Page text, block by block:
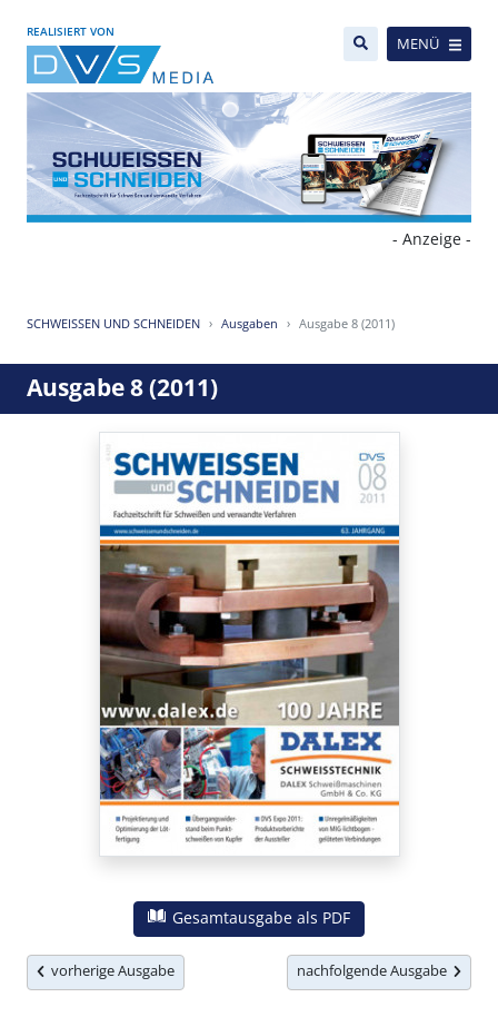
REALISIERT VON
MENÜ
- Anzeige -
SCHWEISSEN UND SCHNEIDEN Ausgaben Ausgabe 8 (2011)
Ausgabe 8 (2011)
Gesamtausgabe als PDF
vorherige Ausgabe nachfolgende Ausgabe